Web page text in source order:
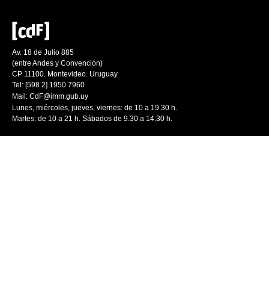
Av. 18 de Julio 885
(entre Andes y Convención)
CP 11100. Montevideo. Uruguay
Tel: [598 2] 1950 7960
Mail: CdF@imm.gub.uy
Lunes, miércoles, jueves, viernes: de 10 a 19.30 h.
Martes: de 10 a 21 h. Sábados de 9.30 a 14.30 h.